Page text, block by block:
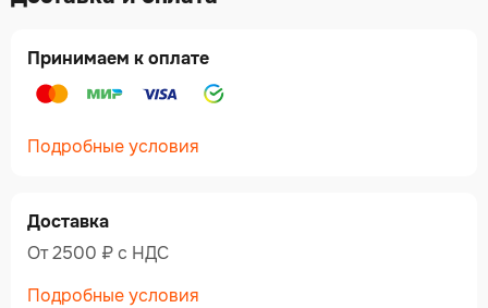
Принимаем к оплате
Подробные условия
Доставка
От 2500 ₽ c НДС
Подробные условия